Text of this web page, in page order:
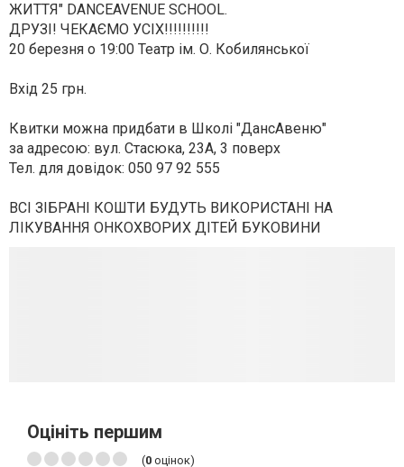
ЖИТТЯ" DANCEAVENUE SCHOOL.
ДРУЗІ! ЧЕКАЄМО УСІХ!!!!!!!!!!
20 березня о 19:00 Театр ім. О. Кобилянської
Вхід 25 грн.
Квитки можна придбати в Школі "ДансАвеню"
за адресою: вул. Стасюка, 23А, 3 поверх
Тел. для довідок: 050 97 92 555
ВСІ ЗІБРАНІ КОШТИ БУДУТЬ ВИКОРИСТАНІ НА
ЛІКУВАННЯ ОНКОХВОРИХ ДІТЕЙ БУКОВИНИ
Оцініть першим
(0 оцінок)